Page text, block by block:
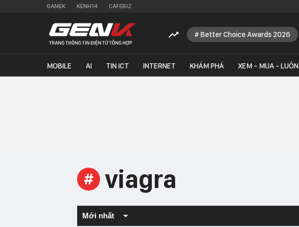
GAMEK KENH14 CAFEBIZ
Better Choice Awards 2026
MOBILE AI TIN ICT INTERNET KHÁM PHÁ XEM - MUA - LUÔN
# viagra
Mới nhất